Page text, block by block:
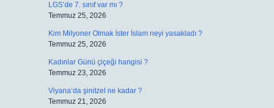
LGS’de 7. sınıf var mı ?
Temmuz 25, 2026
Kim Milyoner Olmak İster İslam neyi yasakladı ?
Temmuz 25, 2026
Kadınlar Günü çiçeği hangisi ?
Temmuz 23, 2026
Viyana’da şinitzel ne kadar ?
Temmuz 21, 2026